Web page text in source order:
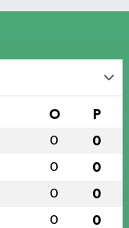
O P
0 0
0 0
0 0
0 0